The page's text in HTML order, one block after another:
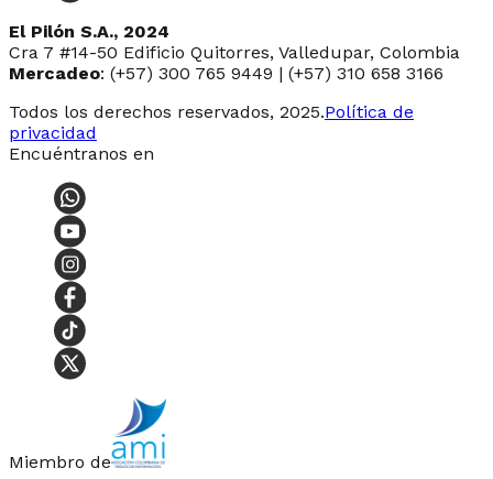
El Pilón S.A., 2024
Cra 7 #14-50 Edificio Quitorres, Valledupar, Colombia
Mercadeo: (+57) 300 765 9449 | (+57) 310 658 3166
Todos los derechos reservados, 2025.Política de
privacidad
Encuéntranos en
Miembro de